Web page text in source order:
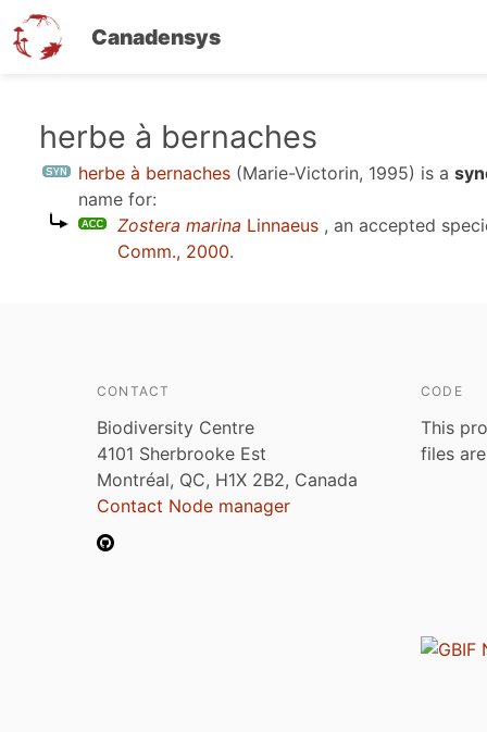
Canadensys
herbe à bernaches
herbe à bernaches (Marie-Victorin, 1995) is a
name for:
Zostera marina Linnaeus , an accepted
Comm., 2000.
CONTACT
Biodiversity Centre
4101 Sherbrooke Est
Montréal, QC, H1X 2B2, Canada
Contact Node manager
CODE
This
files